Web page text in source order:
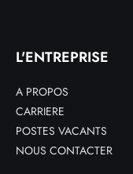
L'ENTREPRISE
A PROPOS
CARRIERE
POSTES VACANTS
NOUS CONTACTER